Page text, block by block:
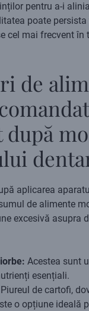
pentru a-i
poate
cel mai frecvent în
de
după
aplicarea
de alimente
excesivă asupra
Acestea sunt
esențiali.
Piureul de cartofi,
o opțiune ideală